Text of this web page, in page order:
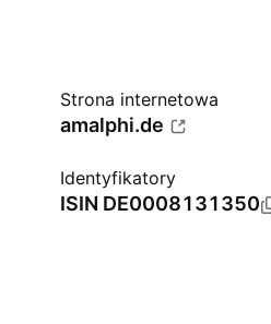
Strona internetowa
amalphi.de
Identyfikatory
ISIN DE0008131350